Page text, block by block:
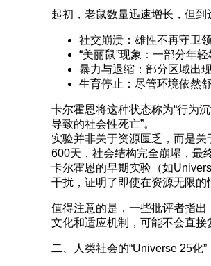
起初，老鼠数量迅速增长，但
社交崩溃：雄性不再守卫
“美丽鼠”现象：一部分年
暴力与退缩：部分区域出
生育停止：尽管环境依然
卡尔霍恩将这种状态称为“行为
导致的社会性死亡”。
实验并非关于资源匮乏，而是
600天，社会结构完全崩塌，最
卡尔霍恩的早期实验（如
干扰，证明了即使在资源无限
值得注意的是，一些批评者指
文化和适应机制，可能不会直
二、人类社会的“Universe 25化